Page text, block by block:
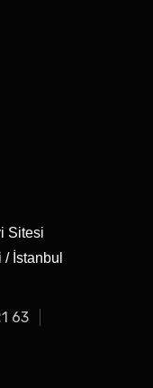
Sitesi
İstanbul
63